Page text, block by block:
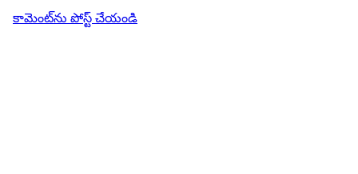
కామెంట్‌ను పోస్ట్ చేయండి